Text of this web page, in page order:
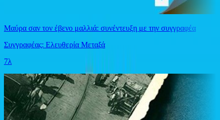
Μαύρα σαν τον έβενο μαλλιά: συνέντευξη με την συγγραφέα
Συγγραφέας: Ελευθερία Μεταξά
7λ